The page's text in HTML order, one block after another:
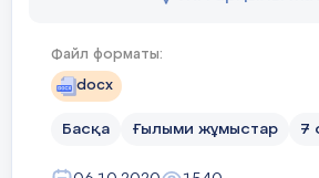
Файл форматы:
docx
Басқа Ғылыми жұмыстар 7